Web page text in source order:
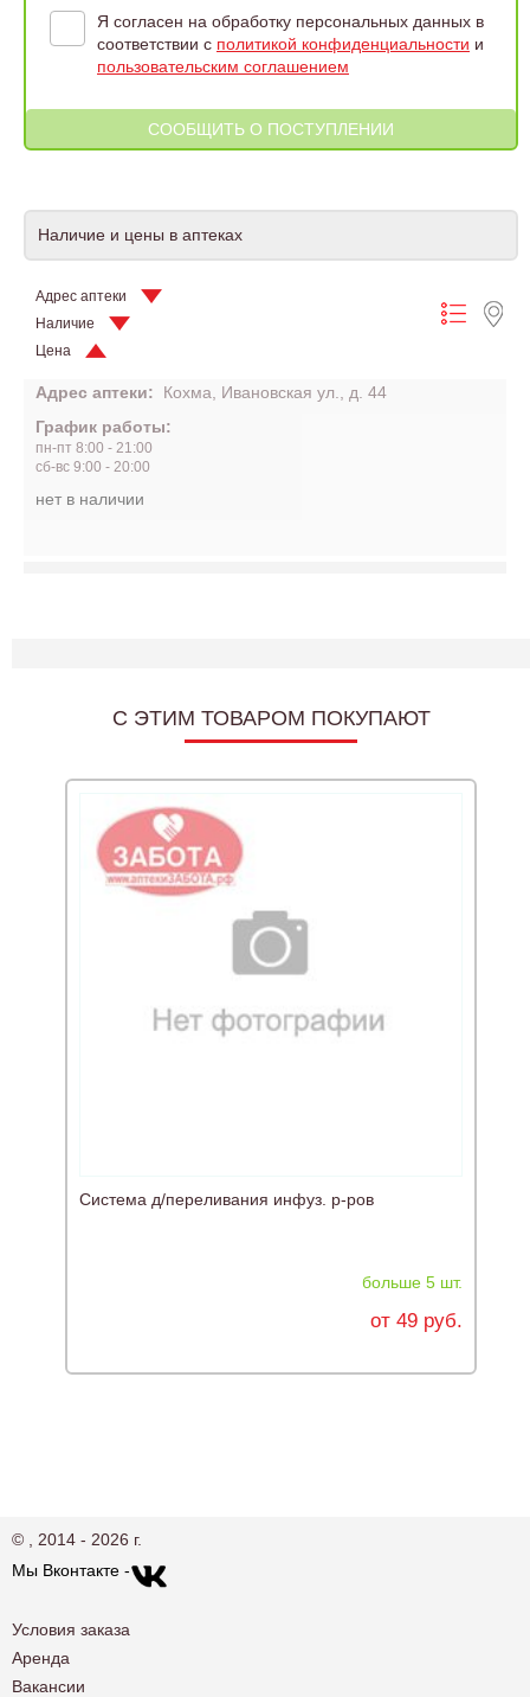
Я согласен на обработку персональных данных в
соответствии с политикой конфиденциальности и
пользовательским соглашением
Наличие и цены в аптеках
Адрес аптеки
Наличие
Цена
Адрес аптеки:
Кохма, Ивановская ул., д. 44
График работы:
пн-пт 8:00 - 21:00
сб-вс 9:00 - 20:00
нет в наличии
C ЭТИМ ТОВАРОМ ПОКУПАЮТ
Система д/переливания инфуз. р-ров
больше 5 шт.
от 49 руб.
© , 2014 - 2026 г.
Мы Вконтакте -
Условия заказа
Аренда
Вакансии